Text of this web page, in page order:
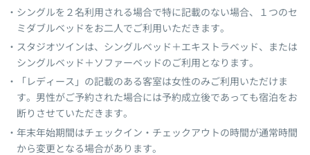
シングルを２名利用される場合で特に記載のない場合、１つのセ
ミダブルベッドをお二人でご利用いただきます。
スタジオツインは、シングルベッド＋エキストラベッド、または
シングルベッド＋ソファーベッドのご利用となります。
「レディース」の記載のある客室は女性のみご利用いただけま
す。男性がご予約された場合には予約成立後であっても宿泊をお
断りさせていただきます。
年末年始期間はチェックイン・チェックアウトの時間が通常時間
から変更となる場合があります。